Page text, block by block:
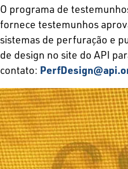
O programa de
fornece testemunhos
sistemas de perfuração e
de design no site do API
contato: